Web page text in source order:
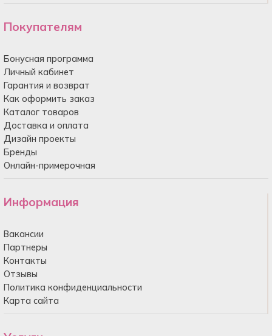
Покупателям
Бонусная программа
Личный кабинет
Гарантия и возврат
Как оформить заказ
Каталог товаров
Доставка и оплата
Дизайн проекты
Бренды
Онлайн-примерочная
Информация
Вакансии
Партнеры
Контакты
Отзывы
Политика конфиденциальности
Карта сайта